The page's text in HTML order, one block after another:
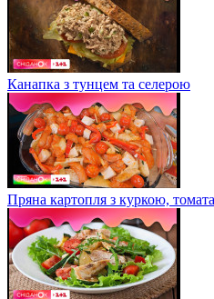
Канапка з тунцем та селерою
Пряна картопля з куркою,